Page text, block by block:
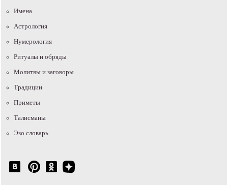
Имена
Астрология
Нумерология
Ритуалы и обряды
Молитвы и заговоры
Традиции
Приметы
Талисманы
Эзо словарь